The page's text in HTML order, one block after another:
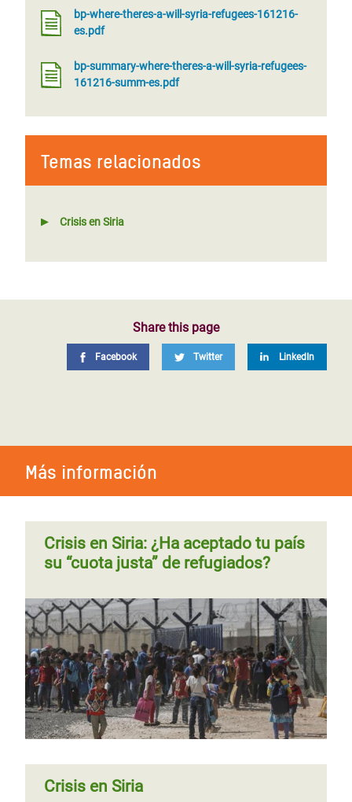
bp-where-theres-a-will-syria-refugees-161216-
es.pdf
bp-summary-where-theres-a-will-syria-refugees-
161216-summ-es.pdf
Temas relacionados
Crisis en Siria
Share this page
Facebook Twitter LinkedIn
Más información
Crisis en Siria: ¿Ha aceptado tu país
su “cuota justa” de refugiados?
Crisis en Siria